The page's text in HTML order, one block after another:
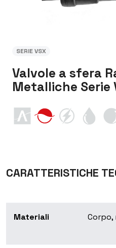
SERIE VSX
Valvole a sfera
Metalliche Serie
CARATTERISTICHE
Materiali